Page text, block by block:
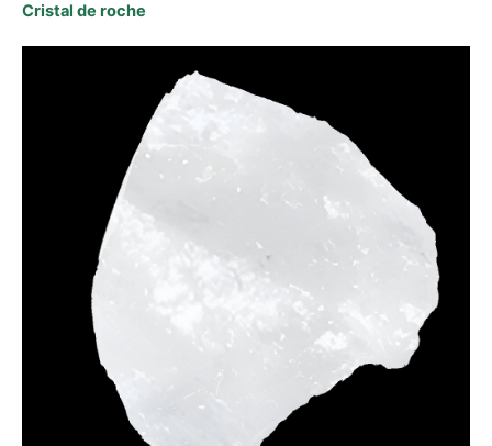
Cristal de roche